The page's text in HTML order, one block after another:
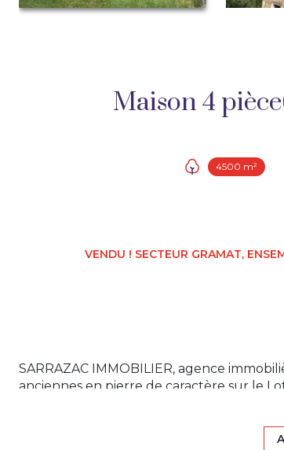
4500 m²
VENDU ! SECTEUR GRAMAT,
SARRAZAC IMMOBILIER, agence
anciennes en pierre de caractère sur le